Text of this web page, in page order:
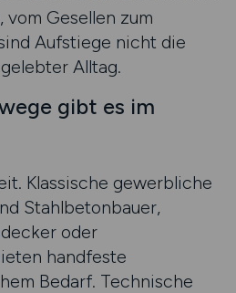
Gesellen zum
Aufstiege nicht die
Alltag.
gibt es im
Klassische gewerbliche
Stahlbetonbauer,
oder
handfeste
Bedarf. Technische